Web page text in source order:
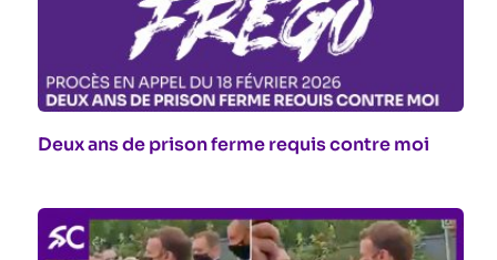
Deux ans de prison ferme requis contre moi